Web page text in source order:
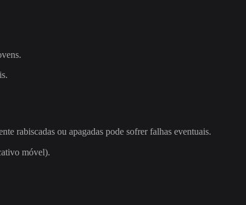
rabiscadas ou apagadas pode sofrer falhas eventuais.
móvel).